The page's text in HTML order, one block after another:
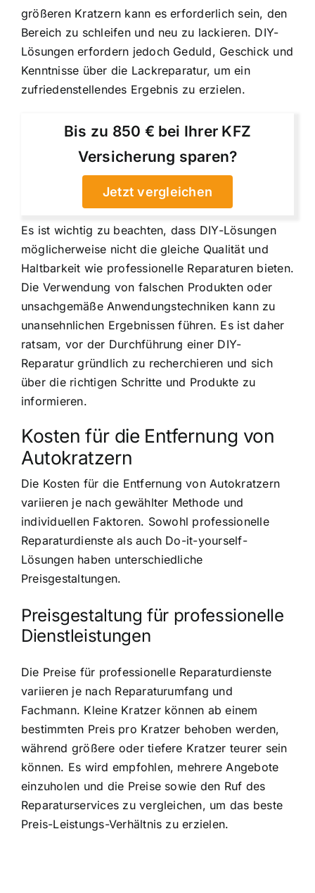
größeren Kratzern kann es erforderlich sein, den
Bereich zu schleifen und neu zu lackieren. DIY-
Lösungen erfordern jedoch Geduld, Geschick und
Kenntnisse über die Lackreparatur, um ein
zufriedenstellendes Ergebnis zu erzielen.
Bis zu 850 € bei Ihrer KFZ
Versicherung sparen?
Jetzt vergleichen
Es ist wichtig zu beachten, dass DIY-Lösungen
möglicherweise nicht die gleiche Qualität und
Haltbarkeit wie professionelle Reparaturen bieten.
Die Verwendung von falschen Produkten oder
unsachgemäße Anwendungstechniken kann zu
unansehnlichen Ergebnissen führen. Es ist daher
ratsam, vor der Durchführung einer DIY-
Reparatur gründlich zu recherchieren und sich
über die richtigen Schritte und Produkte zu
informieren.
Kosten für die Entfernung von
Autokratzern
Die Kosten für die Entfernung von Autokratzern
variieren je nach gewählter Methode und
individuellen Faktoren. Sowohl professionelle
Reparaturdienste als auch Do-it-yourself-
Lösungen haben unterschiedliche
Preisgestaltungen.
Preisgestaltung für professionelle
Dienstleistungen
Die Preise für professionelle Reparaturdienste
variieren je nach Reparaturumfang und
Fachmann. Kleine Kratzer können ab einem
bestimmten Preis pro Kratzer behoben werden,
während größere oder tiefere Kratzer teurer sein
können. Es wird empfohlen, mehrere Angebote
einzuholen und die Preise sowie den Ruf des
Reparaturservices zu vergleichen, um das beste
Preis-Leistungs-Verhältnis zu erzielen.